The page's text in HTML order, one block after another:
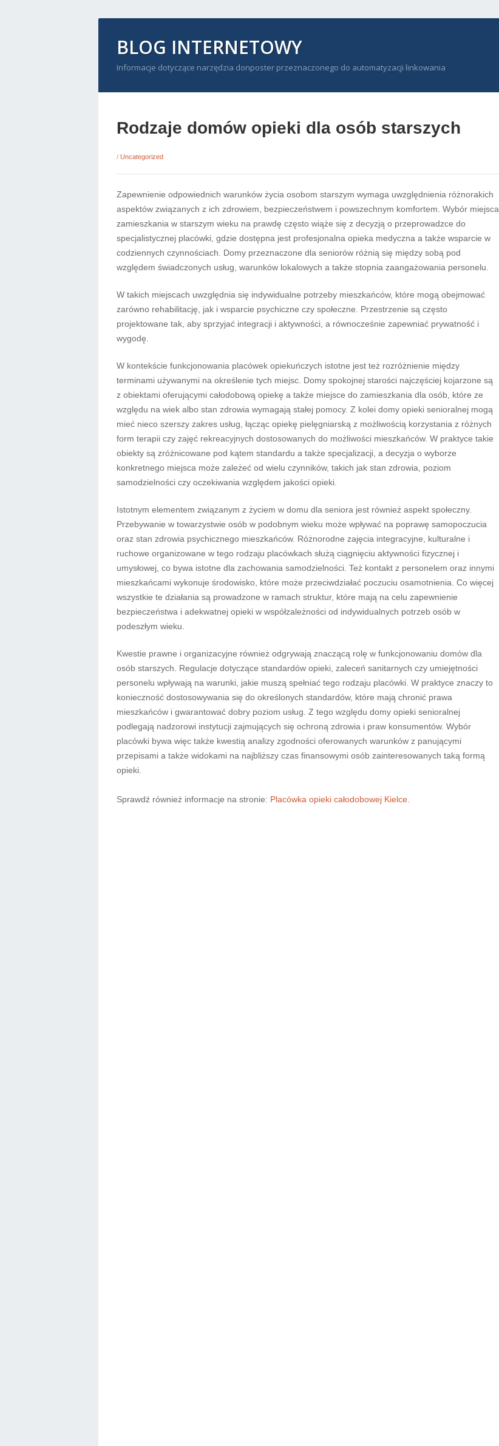
BLOG INTERNETOWY
Informacje dotyczące narzędzia donposter przeznaczonego do automatyzacji linkowania
Rodzaje domów opieki dla osób starszych
/ Uncategorized
Zapewnienie odpowiednich warunków życia osobom starszym wymaga uwzględnienia różnorakich
aspektów związanych z ich zdrowiem, bezpieczeństwem i powszechnym komfortem. Wybór miejsca
zamieszkania w starszym wieku na prawdę często wiąże się z decyzją o przeprowadzce do
specjalistycznej placówki, gdzie dostępna jest profesjonalna opieka medyczna a także wsparcie w
codziennych czynnościach. Domy przeznaczone dla seniorów różnią się między sobą pod
względem świadczonych usług, warunków lokalowych a także stopnia zaangażowania personelu.
W takich miejscach uwzględnia się indywidualne potrzeby mieszkańców, które mogą obejmować
zarówno rehabilitację, jak i wsparcie psychiczne czy społeczne. Przestrzenie są często
projektowane tak, aby sprzyjać integracji i aktywności, a równocześnie zapewniać prywatność i
wygodę.
W kontekście funkcjonowania placówek opiekuńczych istotne jest też rozróżnienie między
terminami używanymi na określenie tych miejsc. Domy spokojnej starości najczęściej kojarzone są
z obiektami oferującymi całodobową opiekę a także miejsce do zamieszkania dla osób, które ze
względu na wiek albo stan zdrowia wymagają stałej pomocy. Z kolei domy opieki senioralnej mogą
mieć nieco szerszy zakres usług, łącząc opiekę pielęgniarską z możliwością korzystania z różnych
form terapii czy zajęć rekreacyjnych dostosowanych do możliwości mieszkańców. W praktyce takie
obiekty są zróżnicowane pod kątem standardu a także specjalizacji, a decyzja o wyborze
konkretnego miejsca może zależeć od wielu czynników, takich jak stan zdrowia, poziom
samodzielności czy oczekiwania względem jakości opieki.
Istotnym elementem związanym z życiem w domu dla seniora jest również aspekt społeczny.
Przebywanie w towarzystwie osób w podobnym wieku może wpływać na poprawę samopoczucia
oraz stan zdrowia psychicznego mieszkańców. Różnorodne zajęcia integracyjne, kulturalne i
ruchowe organizowane w tego rodzaju placówkach służą ciągnięciu aktywności fizycznej i
umysłowej, co bywa istotne dla zachowania samodzielności. Też kontakt z personelem oraz innymi
mieszkańcami wykonuje środowisko, które może przeciwdziałać poczuciu osamotnienia. Co więcej
wszystkie te działania są prowadzone w ramach struktur, które mają na celu zapewnienie
bezpieczeństwa i adekwatnej opieki w współzależności od indywidualnych potrzeb osób w
podeszłym wieku.
Kwestie prawne i organizacyjne również odgrywają znaczącą rolę w funkcjonowaniu domów dla
osób starszych. Regulacje dotyczące standardów opieki, zaleceń sanitarnych czy umiejętności
personelu wpływają na warunki, jakie muszą spełniać tego rodzaju placówki. W praktyce znaczy to
konieczność dostosowywania się do określonych standardów, które mają chronić prawa
mieszkańców i gwarantować dobry poziom usług. Z tego względu domy opieki senioralnej
podlegają nadzorowi instytucji zajmujących się ochroną zdrowia i praw konsumentów. Wybór
placówki bywa więc także kwestią analizy zgodności oferowanych warunków z panującymi
przepisami a także widokami na najbliższy czas finansowymi osób zainteresowanych taką formą
opieki.
Sprawdź również informacje na stronie: Placówka opieki całodobowej Kielce